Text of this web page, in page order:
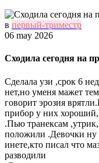
в первый-триместр
06 may 2026
Сходила сегодня на
Сделала узи ,срок 6
нет,но уменя мажет
говорит эрозия
прибор у них
.Пью транексам
положили .Девочки ну
инете,кто писал что
разводили